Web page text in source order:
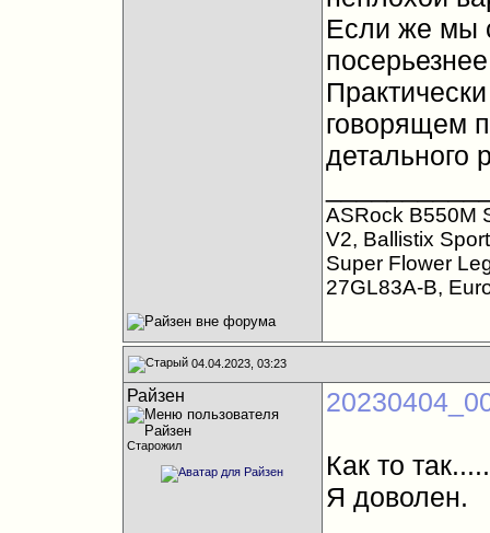
Если же мы
говорящем
детального
ASRock B550M
V2, Ballistix
Super Flower
27GL83A-B,
04.04.2023, 03:23
Райзен
Старожил
Как то так.....
Я доволен.